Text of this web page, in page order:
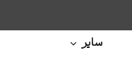
سایر